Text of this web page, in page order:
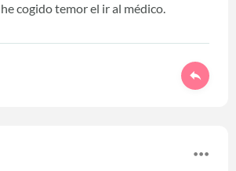
cogido temor el ir al médico.